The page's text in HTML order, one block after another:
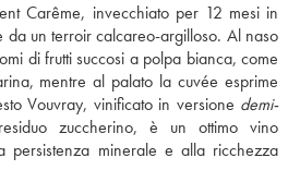
Carême, invecchiato per 12 mesi in
un terroir calcareo-argilloso. Al naso
di frutti succosi a polpa bianca, come
mentre al palato la cuvée esprime
Vouvray, vinificato in versione demi-
zuccherino, è un ottimo vino
persistenza minerale e alla ricchezza